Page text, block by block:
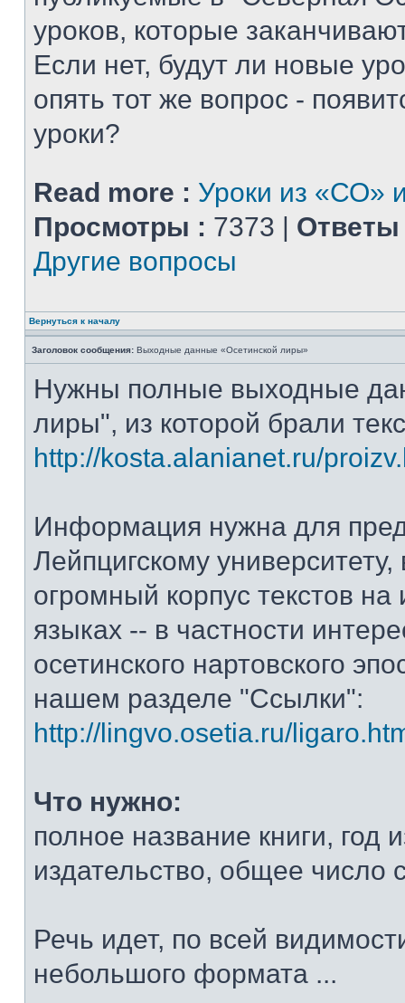
уроков, которые
Если нет, будут ли новые
опять тот же вопрос -
уроки?
Read more : Уроки из «СО»
Просмотры : 7373 | Ответы
Другие вопросы
Вернуться к началу
Заголовок сообщения: Выходные данные «Осетинской лиры»
Нужны полные выходные
лиры", из которой брали
http://kosta.alanianet.ru/
Информация нужна для
Лейпцигскому
огромный корпус текстов на
языках -- в частности
осетинского нартовского
нашем разделе "Ссылки":
http://lingvo.osetia.ru/
Что нужно:
полное название книги, год
издательство, общее число
Речь идет, по всей
небольшого формата ...